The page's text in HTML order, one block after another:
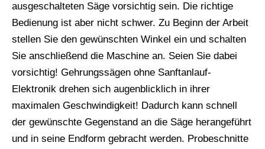
ausgeschalteten Säge vorsichtig sein. Die richtige
Bedienung ist aber nicht schwer. Zu Beginn der Arbeit
stellen Sie den gewünschten Winkel ein und schalten
Sie anschließend die Maschine an. Seien Sie dabei
vorsichtig! Gehrungssägen ohne Sanftanlauf-
Elektronik drehen sich augenblicklich in ihrer
maximalen Geschwindigkeit! Dadurch kann schnell
der gewünschte Gegenstand an die Säge herangeführt
und in seine Endform gebracht werden. Probeschnitte